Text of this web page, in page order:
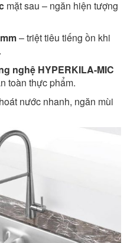
mặt sau – ngăn hiện tượng
– triệt tiêu tiếng ồn khi
nghệ HYPERKILA-MIC
toàn thực phẩm.
nước nhanh, ngăn mùi